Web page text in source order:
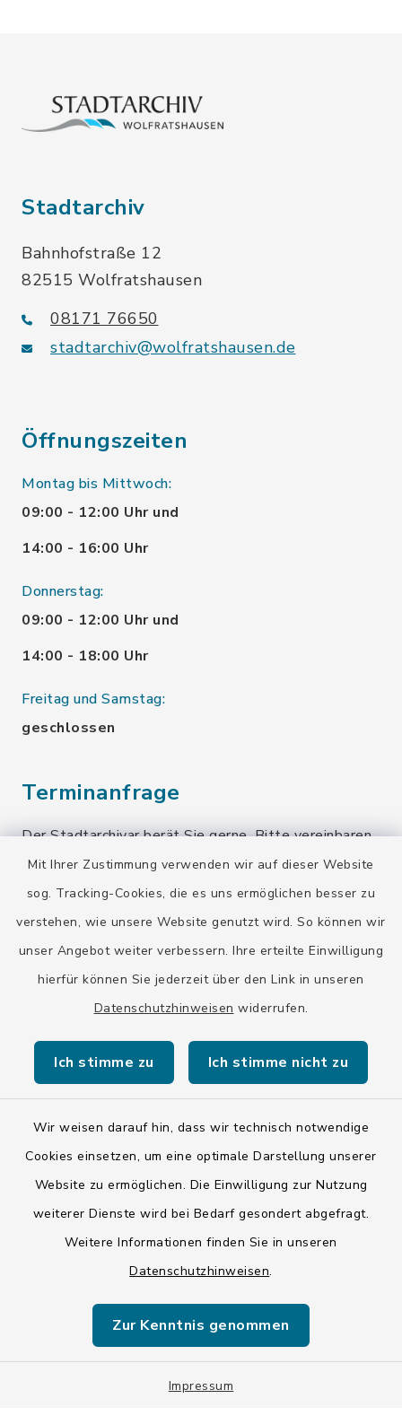
Mit Ihrer Zustimmung verwenden wir auf dieser Website
sog. Tracking-Cookies, die es uns ermöglichen besser zu
verstehen, wie unsere Website genutzt wird. So können wir
unser Angebot weiter verbessern. Ihre erteilte Einwilligung
hierfür können Sie jederzeit über den Link in unseren
Datenschutzhinweisen widerrufen.
Ich stimme zu Ich stimme nicht zu
Wir weisen darauf hin, dass wir technisch notwendige
Cookies einsetzen, um eine optimale Darstellung unserer
Website zu ermöglichen. Die Einwilligung zur Nutzung
weiterer Dienste wird bei Bedarf gesondert abgefragt.
Weitere Informationen finden Sie in unseren
Datenschutzhinweisen.
Zur Kenntnis genommen
Impressum
Stadtarchiv
Bahnhofstraße 12
82515 Wolfratshausen
08171 76650
stadtarchiv@wolfratshausen.de
Öffnungszeiten
Montag bis Mittwoch:
09:00 - 12:00 Uhr und
14:00 - 16:00 Uhr
Donnerstag:
09:00 - 12:00 Uhr und
14:00 - 18:00 Uhr
Freitag und Samstag:
geschlossen
Terminanfrage
Der Stadtarchivar berät Sie gerne. Bitte vereinbaren
Sie einen Termin!
Terminanfrage senden
Quicklinks
Kontakt
Datenschutz
ISIS 12
Sitemap